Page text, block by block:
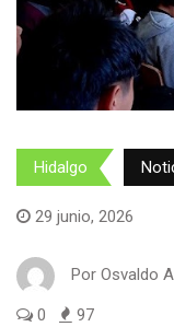
Hidalgo
29 junio, 2026
Por Osvaldo
0 97